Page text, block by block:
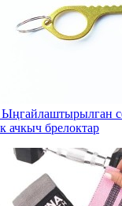
ачкыч брелоктар